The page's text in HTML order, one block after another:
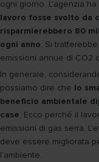
ogni giorno. L'agenzia
lavoro fosse svolto da
risparmierebbero 80
ogni anno. Si
emissioni annue di CO2
In generale,
possiamo dire che lo
beneficio ambientale
case. Ecco perché il
emissioni di gas serra.
deve essere migliorata
l'ambiente.